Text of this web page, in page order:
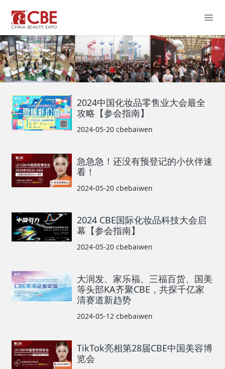
2024中国化妆品零售业大会最全
攻略【参会指南】
2024-05-20 cbebaiwen
急急急！还没有预登记的小伙伴速
看！
2024-05-20 cbebaiwen
2024 CBE国际化妆品科技大会启
幕【参会指南】
2024-05-20 cbebaiwen
大润发、家乐福、三福百货、国美
等头部KA齐聚CBE，共探千亿家
清赛道新趋势
2024-05-12 cbebaiwen
TikTok亮相第28届CBE中国美容博
览会